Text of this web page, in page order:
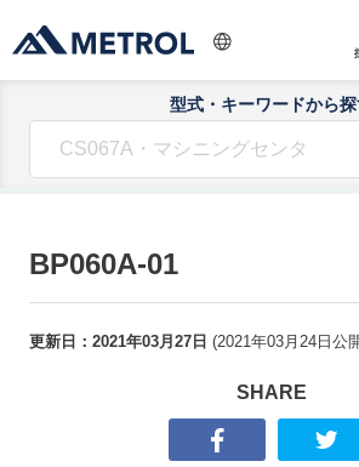
型式・キーワードから
BP060A-01
更新日： 2021年03月27日 (2021年03月24日 公
SHARE